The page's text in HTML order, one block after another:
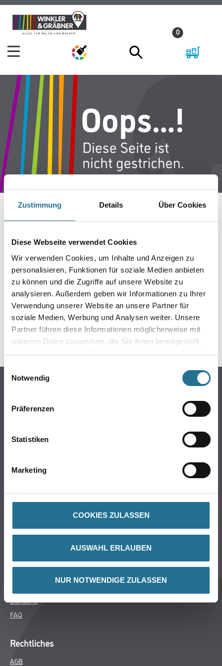
Zustimmung Details Über Cookies
Diese Webseite verwendet Cookies
Wir verwenden Cookies, um Inhalte und Anzeigen zu
personalisieren, Funktionen für soziale Medien anbieten
zu können und die Zugriffe auf unsere Website zu
analysieren. Außerdem geben wir Informationen zu Ihrer
Verwendung unserer Website an unsere Partner für
soziale Medien, Werbung und Analysen weiter. Unsere
Partner führen diese Informationen möglicherweise mit
weiteren Daten zusammen, die Sie ihnen bereitgestellt
haben oder die sie im Rahmen Ihrer Nutzung der Dienste
Einwilligungsauswahl
Notwendig
Präferenzen
Statistiken
Marketing
COOKIES ZULASSEN
AUSWAHL ERLAUBEN
NUR NOTWENDIGE ZULASSEN
Zum
Inhalt
Zum
Navigationsmenü
0
IST AUFGETRETEN
Keine Sorge, wir pinseln schon an der Lösung und
werden das Problem so schnell wie möglich beheben.
Erkunden Sie in der Zwischenzeit unseren Online-Shop
und lassen Sie sich inspirieren.
ZURÜCK ZUM ONLINE-SHOP
Online-Shop
Putze- und Spachtelmassen
Wand- & Deckenbeläge
Winkler & Gräbner
Services
Standorte
FAQ
Rechtliches
AGB